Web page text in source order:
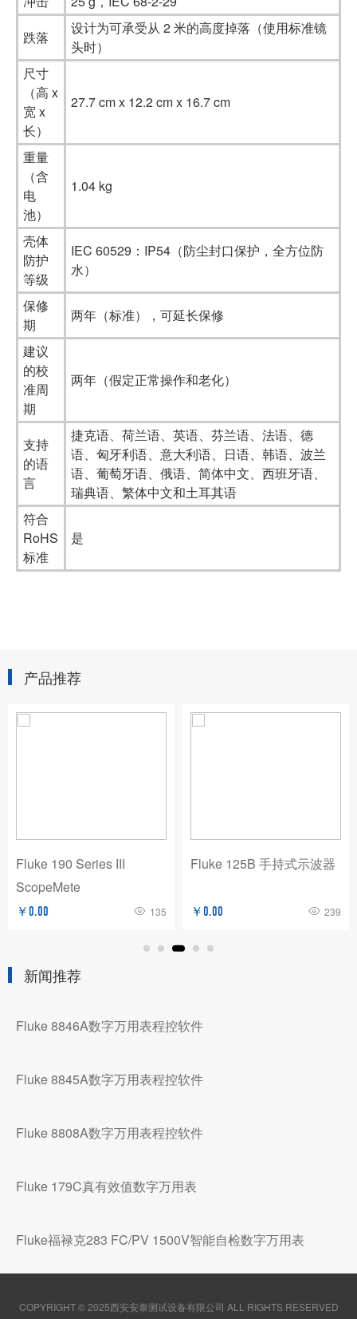
跌落
设计为可承受从 2 米的高度掉落（使用标准镜
头时）
尺寸
（高 x
宽 x
长）
27.7 cm x 12.2 cm x 16.7 cm
重量
（含
电
池）
1.04 kg
壳体
防护
等级
IEC 60529：IP54（防尘封口保护，全方位防
水）
保修
期
两年（标准），可延长保修
建议
的校
准周
期
两年（假定正常操作和老化）
支持
的语
言
捷克语、荷兰语、英语、芬兰语、法语、德
语、匈牙利语、意大利语、日语、韩语、波兰
语、葡萄牙语、俄语、简体中文、西班牙语、
瑞典语、繁体中文和土耳其语
符合
RoHS
标准
是
产品推荐
Fluke 190 Series III
ScopeMete
￥0.00 135
Fluke 125B 手持式示波器
￥0.00 239
新闻推荐
Fluke 8846A数字万用表程控软件
Fluke 8845A数字万用表程控软件
Fluke 8808A数字万用表程控软件
Fluke 179C真有效值数字万用表
Fluke福禄克283 FC/PV 1500V智能自检数字万用表
COPYRIGHT © 2025西安安泰测试设备有限公司 ALL RIGHTS RESERVED